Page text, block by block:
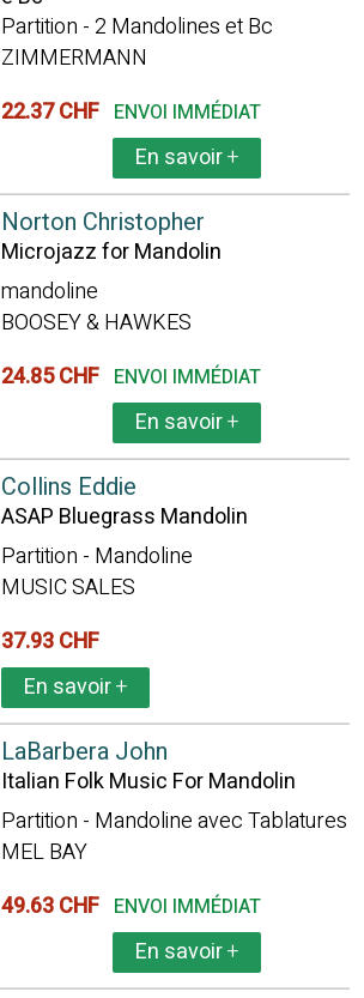
Partition - 2 Mandolines et Bc
ZIMMERMANN
22.37 CHF ENVOI IMMÉDIAT
En savoir+
Norton Christopher
Microjazz for Mandolin
mandoline
BOOSEY & HAWKES
24.85 CHF ENVOI IMMÉDIAT
En savoir+
Collins Eddie
ASAP Bluegrass Mandolin
Partition - Mandoline
MUSIC SALES
37.93 CHF
En savoir+
LaBarbera John
Italian Folk Music For Mandolin
Partition - Mandoline avec Tablatures
MEL BAY
49.63 CHF ENVOI IMMÉDIAT
En savoir+